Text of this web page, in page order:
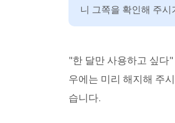
니 그쪽을 확인해 주시
"한 달만 사용하고 싶다
우에는 미리 해지해 주
습니다.